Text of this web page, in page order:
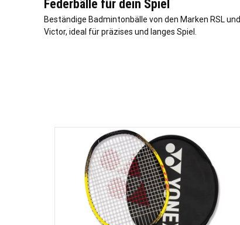
Federbälle für dein Spiel
Beständige Badmintonbälle von den Marken RSL und
Victor, ideal für präzises und langes Spiel.